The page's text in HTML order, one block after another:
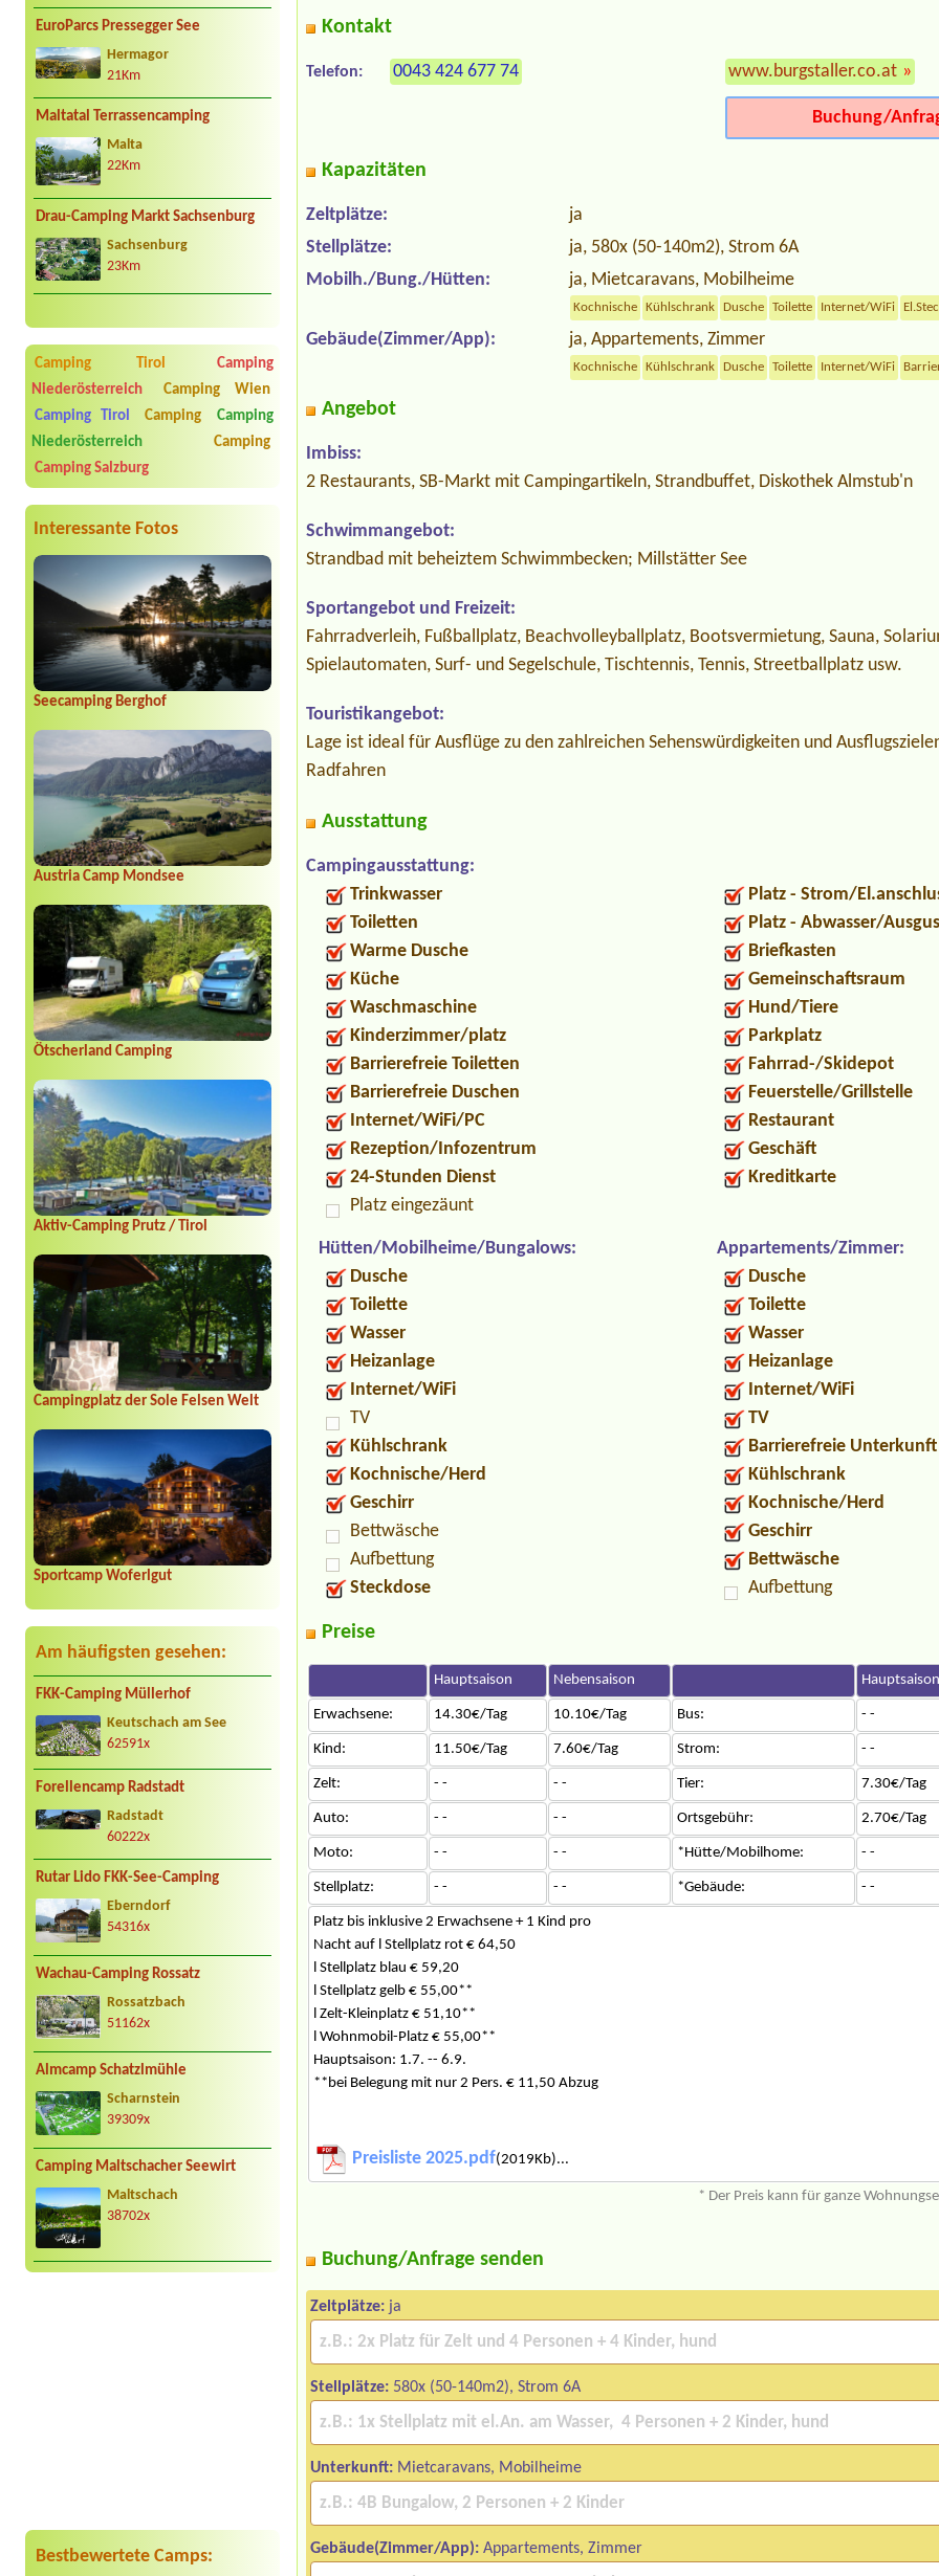
EuroParcs Pressegger See
Hermagor
21Km
Maltatal Terrassencamping
Malta
22Km
Drau-Camping Markt Sachsenburg
Sachsenburg
23Km
Camping Tirol
Camping
Niederösterreich
Camping Wien
Camping Tirol
Camping
Camping
Niederösterreich
Camping
Camping Salzburg
Interessante Fotos
Seecamping Berghof
Austria Camp Mondsee
Ötscherland Camping
Aktiv-Camping Prutz / Tirol
Campingplatz der Sole Felsen Welt
Sportcamp Woferlgut
Am häufigsten gesehen:
FKK-Camping Müllerhof
Keutschach am See
62591x
Forellencamp Radstadt
Radstadt
60222x
Rutar Lido FKK-See-Camping
Eberndorf
54316x
Wachau-Camping Rossatz
Rossatzbach
51162x
Almcamp Schatzlmühle
Scharnstein
39309x
Camping Maltschacher Seewirt
Maltschach
38702x
Bestbewertete Camps:
Kontakt
Telefon: 0043 424 677 74 www.burgstaller.co.at »
Buchung/
Kapazitäten
Zeltplätze:
ja
Stellplätze:
ja, 580x (50-140m2), Strom 6A
Mobilh./Bung./Hütten:
ja, Mietcaravans, Mobilheime
Kochnische Kühlschrank Dusche Toilette Internet/WiFi
Gebäude(Zimmer/App): ja, Appartements, Zimmer
Kochnische Kühlschrank Dusche Toilette Internet/WiFi
Angebot
Imbiss:
2 Restaurants, SB-Markt mit Campingartikeln, Strandbuffet, Diskothek Almstub'n
Schwimmangebot:
Strandbad mit beheiztem Schwimmbecken; Millstätter See
Sportangebot und Freizeit:
Fahrradverleih, Fußballplatz, Beachvolleyballplatz, Bootsvermietung, Sauna,
Spielautomaten, Surf- und Segelschule, Tischtennis, Tennis, Streetballplatz usw.
Touristikangebot:
Lage ist ideal für Ausflüge zu den zahlreichen Sehenswürdigkeiten und
Radfahren
Ausstattung
Campingausstattung:
Trinkwasser
Toiletten
Warme Dusche
Küche
Waschmaschine
Kinderzimmer/platz
Barrierefreie Toiletten
Barrierefreie Duschen
Internet/WiFi/PC
Rezeption/Infozentrum
24-Stunden Dienst
Platz eingezäunt
Platz - Strom/
Platz - Abwasser/
Briefkasten
Gemeinschaftsraum
Hund/Tiere
Parkplatz
Fahrrad-/Skidepot
Feuerstelle/Grillstelle
Restaurant
Geschäft
Kreditkarte
Hütten/Mobilheime/Bungalows:
Dusche
Toilette
Wasser
Heizanlage
Internet/WiFi
TV
Kühlschrank
Kochnische/Herd
Geschirr
Bettwäsche
Aufbettung
Steckdose
Appartements/Zimmer:
Dusche
Toilette
Wasser
Heizanlage
Internet/WiFi
TV
Barrierefreie Unterkunft
Kühlschrank
Kochnische/Herd
Geschirr
Bettwäsche
Aufbettung
Preise
Hauptsaison Nebensaison Hauptsaison
Erwachsene: 14.30€/Tag 10.10€/Tag Bus: - -
Kind: 11.50€/Tag 7.60€/Tag Strom: - -
Zelt: - - - - Tier: 7.30€/Tag
Auto: - - - - Ortsgebühr: 2.70€/Tag
Moto: - - - - *Hütte/Mobilhome: - -
Stellplatz: - - - - *Gebäude: - -
Platz bis inklusive 2 Erwachsene + 1 Kind pro
Nacht auf l Stellplatz rot € 64,50
l Stellplatz blau € 59,20
l Stellplatz gelb € 55,00**
l Zelt-Kleinplatz € 51,10**
l Wohnmobil-Platz € 55,00**
Hauptsaison: 1.7. -- 6.9.
**bei Belegung mit nur 2 Pers. € 11,50 Abzug
Preisliste 2025.pdf(2019Kb)...
* Der Preis kann für ganze
Buchung/Anfrage senden
Zeltplätze: ja
Stellplätze: 580x (50-140m2), Strom 6A
Unterkunft: Mietcaravans, Mobilheime
Gebäude(Zimmer/App): Appartements, Zimmer